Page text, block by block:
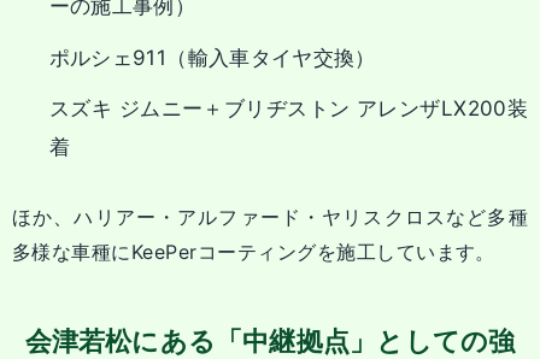
ーの施工事例）
ポルシェ911（輸入車タイヤ交換）
スズキ ジムニー＋ブリヂストン アレンザLX200装
着
ほか、ハリアー・アルファード・ヤリスクロスなど多種
多様な車種にKeePerコーティングを施工しています。
会津若松にある「中継拠点」としての強